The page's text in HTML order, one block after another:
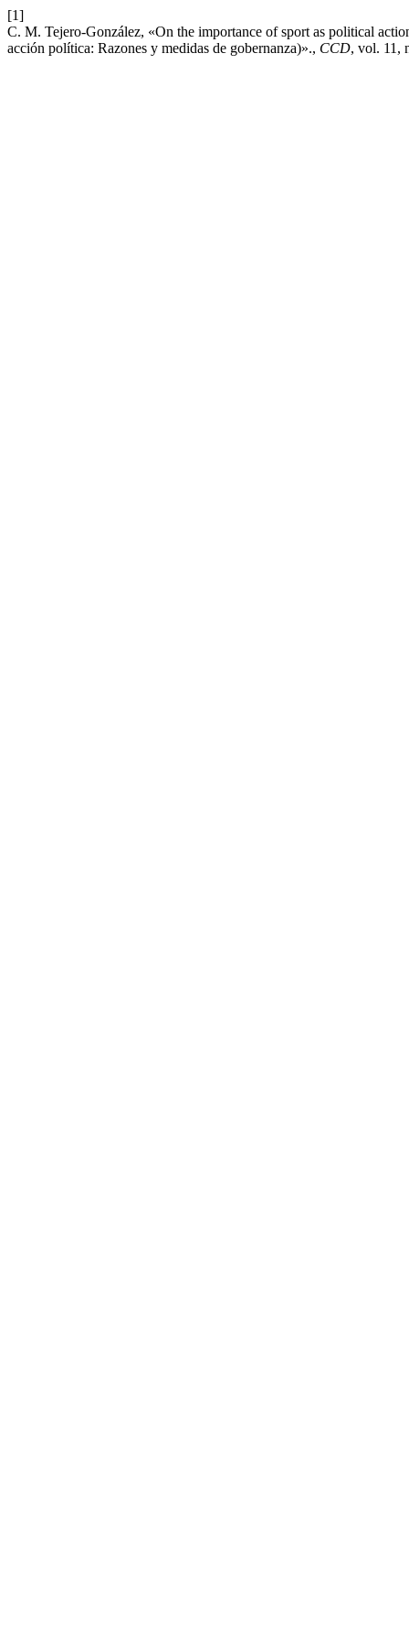
[1]
C. M. Tejero-González, «On the importance of sport as political
acción política: Razones y medidas de gobernanza)»., CCD, vol. 11,